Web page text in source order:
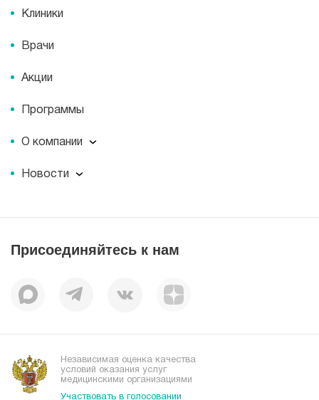
Клиники
Врачи
Акции
Программы
О компании
О компании
Пациентам
Миссия
Корпоративная социальная ответственность
Наши преимущества
Новости
Пресс-центр
Присоединяйтесь к нам
Независимая оценка качества
условий оказания услуг
медицинскими организациями
Участвовать в голосовании